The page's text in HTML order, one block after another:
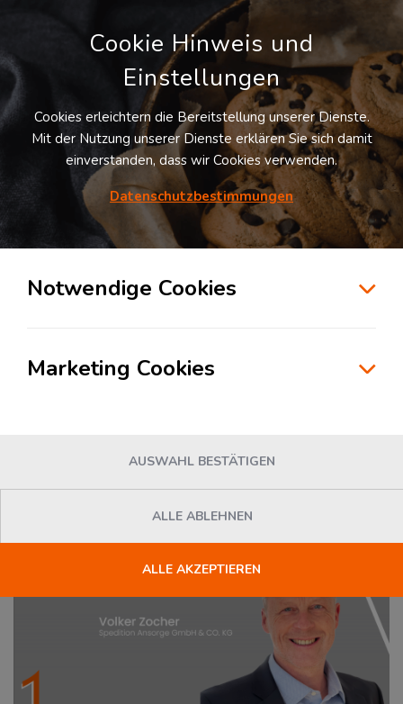
Suche
Das sagen unsere Kunden –
Co.KG
News Logivisor.com Dienstag, 08. März 2022
Cookie Hinweis und
Einstellungen
Cookies erleichtern die Bereitstellung unserer Dienste.
Mit der Nutzung unserer Dienste erklären Sie sich damit
einverstanden, dass wir Cookies verwenden.
Datenschutzbestimmungen
Notwendige Cookies
Marketing Cookies
AUSWAHL BESTÄTIGEN
ALLE ABLEHNEN
ALLE AKZEPTIEREN